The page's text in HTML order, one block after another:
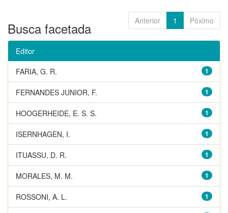
Anterior 1 Póximo
Busca facetada
Editor
1
FARIA, G. R.
1
FERNANDES JUNIOR, F.
1
HOOGERHEIDE, E. S. S.
1
ISERNHAGEN, I.
1
ITUASSU, D. R.
1
MORALES, M. M.
1
ROSSONI, A. L.